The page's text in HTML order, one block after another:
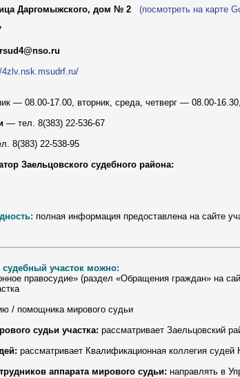
Даргомыжского, дом № 2
(посмотреть на карте
4zlv.nsk.msudrf.ru/
— 08.00-17.00, вторник, среда, четверг — 08.00-
— тел. 8(383) 22-536-67
8(383) 22-538-95
Заельцовского судебного района:
полная информация предоставлена на сайте
участок можно:
правосудие» (раздел «Обращения граждан» на
/ помощника мирового судьи
судьи участка: рассматривает Заельцовский
рассматривает Квалификационная коллегия
аппарата мирового судьи: направлять в